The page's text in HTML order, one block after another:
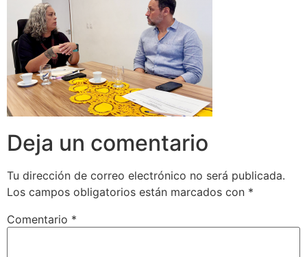
Deja un comentario
Tu dirección de correo electrónico no será publicada.
Los campos obligatorios están marcados con *
Comentario *